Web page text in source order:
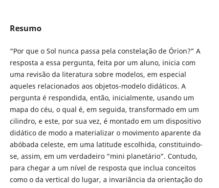
Resumo
“Por que o Sol nunca passa pela constelação de Órion?” A
resposta a essa pergunta, feita por um aluno, inicia com
uma revisão da literatura sobre modelos, em especial
aqueles relacionados aos objetos-modelo didáticos. A
pergunta é respondida, então, inicialmente, usando um
mapa do céu, o qual é, em seguida, transformado em um
cilindro, e este, por sua vez, é montado em um dispositivo
didático de modo a materializar o movimento aparente da
abóbada celeste, em uma latitude escolhida, constituindo-
se, assim, em um verdadeiro “mini planetário”. Contudo,
para chegar a um nível de resposta que inclua conceitos
como o da vertical do lugar, a invariância da orientação do